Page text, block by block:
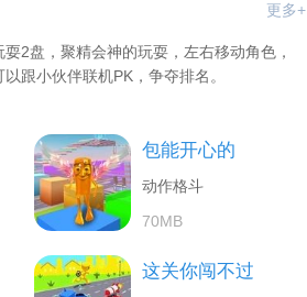
更多+
2盘，聚精会神的玩耍，左右移动角色，
跟小伙伴联机PK，争夺排名。
包能开心的
动作格斗
70MB
这关你闯不过